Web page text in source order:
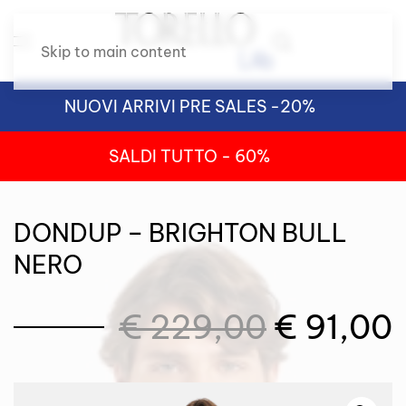
Skip to main content
NUOVI ARRIVI PRE SALES -20%
SALDI TUTTO - 60%
DONDUP – BRIGHTON BULL
NERO
€229,00 Il
prezzo
€ 91,00